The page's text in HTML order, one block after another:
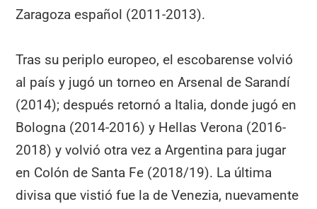
Zaragoza español (2011-2013).
Tras su periplo europeo, el escobarense volvió
al país y jugó un torneo en Arsenal de Sarandí
(2014); después retornó a Italia, donde jugó en
Bologna (2014-2016) y Hellas Verona (2016-
2018) y volvió otra vez a Argentina para jugar
en Colón de Santa Fe (2018/19). La última
divisa que vistió fue la de Venezia, nuevamente